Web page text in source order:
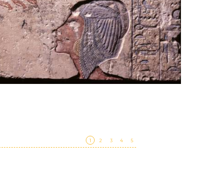
Megnyílt! Az örökkévalóság
megörökítése. Hogyan alkottak
az ókori egyiptomi művészek? -
a Szépmű legújabb tárlata
1 2 3 4 5